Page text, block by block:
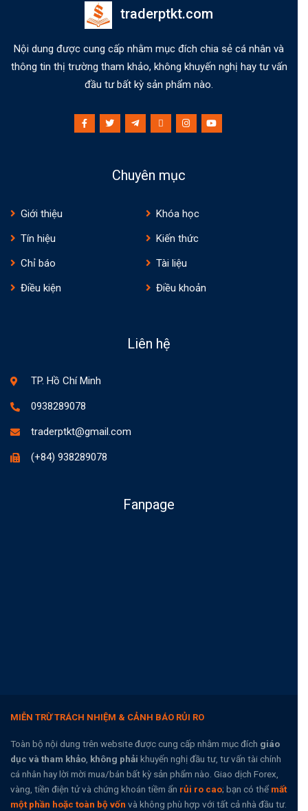
traderptkt.com
Nội dung được cung cấp nhằm mục đích chia sẻ cá nhân và
thông tin thị trường tham khảo, không khuyến nghị hay tư vấn
đầu tư bất kỳ sản phẩm nào.
Chuyên mục
Giới thiệu
Khóa học
Tín hiệu
Kiến thức
Chỉ báo
Tài liệu
Điều kiện
Điều khoản
Liên hệ
TP. Hồ Chí Minh
0938289078
traderptkt@gmail.com
(+84) 938289078
Fanpage
MIỄN TRỪ TRÁCH NHIỆM & CẢNH BÁO RỦI RO
Toàn bộ nội dung trên website được cung cấp nhằm mục đích giáo
dục và tham khảo, không phải khuyến nghị đầu tư, tư vấn tài chính
cá nhân hay lời mời mua/bán bất kỳ sản phẩm nào. Giao dịch Forex,
vàng, tiền điện tử và chứng khoán tiềm ẩn rủi ro cao; bạn có thể mất
một phần hoặc toàn bộ vốn và không phù hợp với tất cả nhà đầu tư.